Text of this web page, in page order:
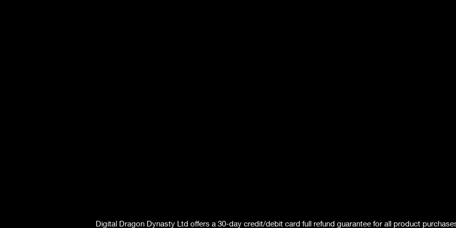
Digital Dragon Dynasty Ltd offers a 30-day credit/debit card full refund guarantee for all product